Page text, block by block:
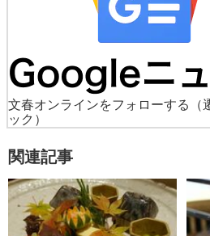
文春オンラインをフォローする
ック）
関連記事